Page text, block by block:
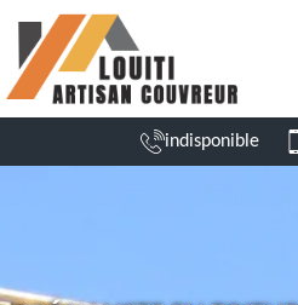
indisponible